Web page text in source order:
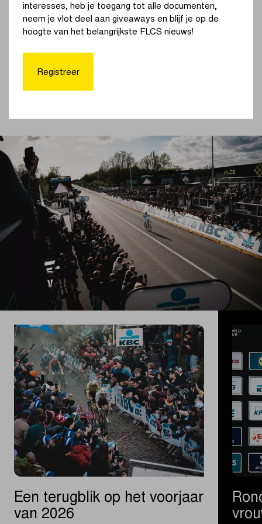
Bekijk de volledige uitslag
Samenvatting
Een terugblik op het voorjaar
van 2026
interesses, heb je toegang tot alle documenten,
neem je vlot deel aan giveaways en blijf je op de
hoogte van het belangrijkste FLCS nieuws!
Registreer